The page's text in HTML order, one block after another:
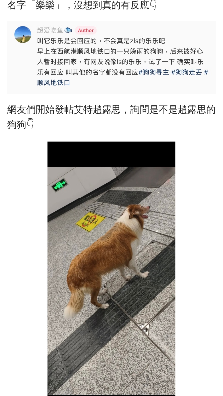
名字「樂樂」，沒想到真的有反應👇
網友們開始發帖艾特趙露思，詢問是不是趙露思的
狗狗👇